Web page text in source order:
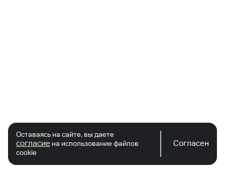
Оставаясь на сайте, вы даете
согласие на использование файлов
cookie
Согласен